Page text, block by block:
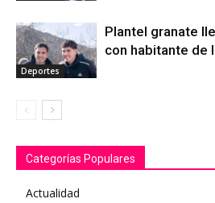
Deportes
Plantel granate
con habitante de
Categorías Populares
Actualidad